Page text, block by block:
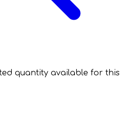
quantity available for this